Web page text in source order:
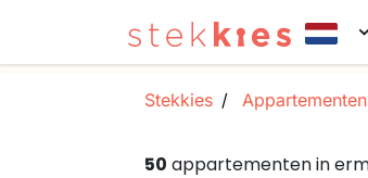
Stekkies Appartementen
50 appartementen in